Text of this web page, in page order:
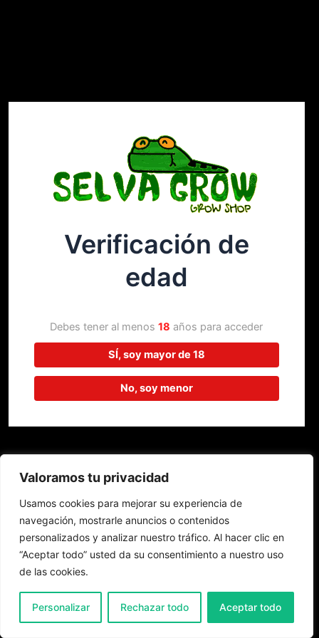
Valoramos tu privacidad
Usamos cookies para mejorar su experiencia de
navegación, mostrarle anuncios o contenidos
personalizados y analizar nuestro tráfico. Al hacer clic en
“Aceptar todo” usted da su consentimiento a nuestro uso
de las cookies.
Personalizar Rechazar todo Aceptar todo
¡Disculpa este desastre! Estamos
trabajando en algo increíble,
¡vuelve pronto!
Verificación de
edad
Debes tener al menos18 años para acceder
SÍ, soy mayor de 18
No, soy menor